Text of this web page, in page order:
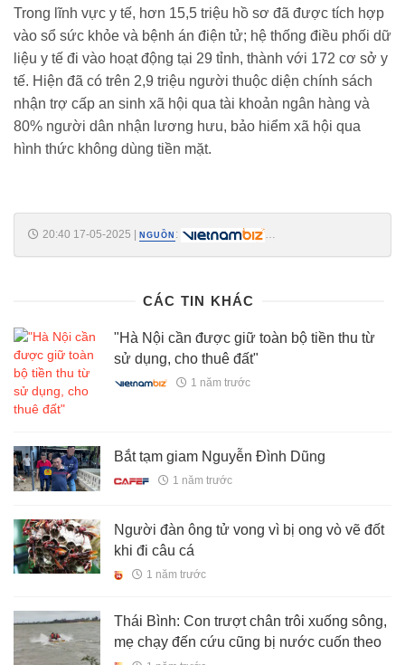
Trong lĩnh vực y tế, hơn 15,5 triệu hồ sơ đã được tích hợp
vào sổ sức khỏe và bệnh án điện tử; hệ thống điều phối dữ
liệu y tế đi vào hoạt động tại 29 tỉnh, thành với 172 cơ sở y
tế. Hiện đã có trên 2,9 triệu người thuộc diện chính sách
nhận trợ cấp an sinh xã hội qua tài khoản ngân hàng và
80% người dân nhận lương hưu, bảo hiểm xã hội qua
hình thức không dùng tiền mặt.
20:40 17-05-2025 NGUỒN :
CÁC TIN KHÁC
"Hà Nội cần được giữ toàn bộ tiền thu từ
sử dụng, cho thuê đất"
1 năm trước
Bắt tạm giam Nguyễn Đình Dũng
1 năm trước
Người đàn ông tử vong vì bị ong vò vẽ đốt
khi đi câu cá
1 năm trước
Thái Bình: Con trượt chân trôi xuống sông,
mẹ chạy đến cứu cũng bị nước cuốn theo